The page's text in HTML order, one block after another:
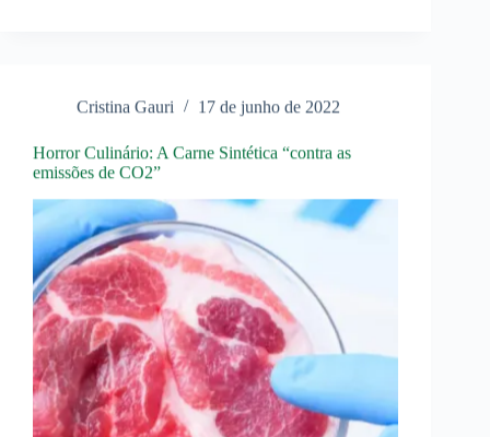
as
Híbridas
Cristina Gauri 17 de junho de 2022
Horror Culinário: A Carne Sintética “contra as
emissões de CO2”